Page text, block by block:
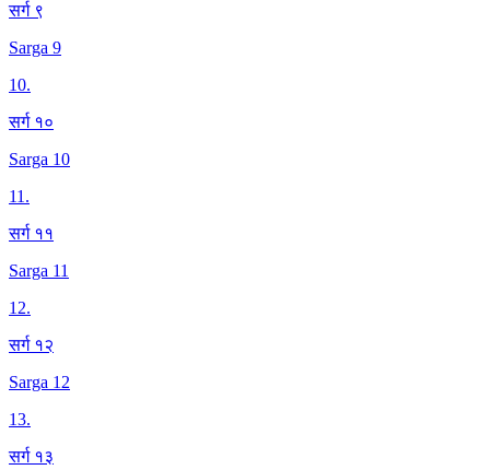
सर्ग ९
Sarga 9
10.
सर्ग १०
Sarga 10
11.
सर्ग ११
Sarga 11
12.
सर्ग १२
Sarga 12
13.
सर्ग १३